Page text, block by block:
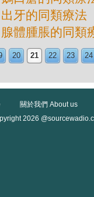
牙的同類療法
體腫脹的同類
20 21 22 23 24
關於我們 About us
2026